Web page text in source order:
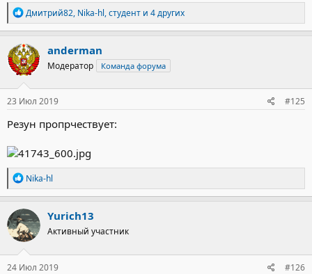
Р
е
а
к
ц
и
и
:
Дмитрий82, Nika-hl,студент и 4 других
anderman
Модератор Команда форума
23 Июл 2019 #125
Резун пропрчествует:
Р
е
а
к
ц
и
и
:
Nika-hl
Yurich13
Активный участник
24 Июл 2019 #126